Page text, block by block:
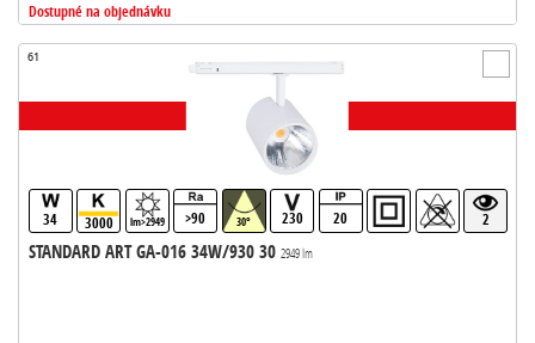
Dostupné na objednávku
61
34 3000 lm>2949 >90 30° 230 20 2
STANDARD ART GA-016 34W/930 30 2949 lm